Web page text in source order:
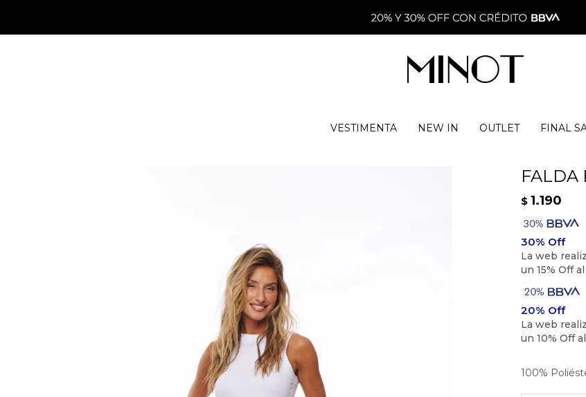
VESTIMENTA NEW IN OUTLET FINAL
FALDA
$ 1.190
100%